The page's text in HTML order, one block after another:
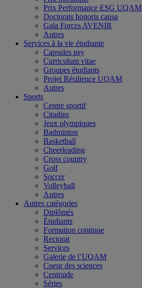
Prix Performance ESG UQAM
Doctorats honoris causa
Gala Forces AVENIR
Autres
Services à la vie étudiante
Capsules psy
Curriculum vitae
Groupes étudiants
Projet Résilience UQAM
Autres
Sports
Centre sportif
Citadins
Jeux olympiques
Badminton
Basketball
Cheerleading
Cross country
Golf
Soccer
Volleyball
Autres
Autres catégories
Diplômés
Étudiants
Formation continue
Rectorat
Services
Galerie de l’UQAM
Coeur des sciences
Centraide
Séries